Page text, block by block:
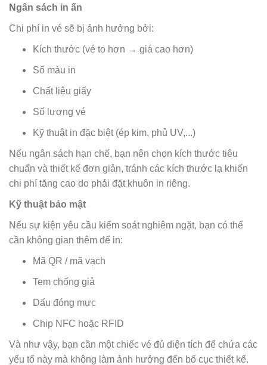
Ngân sách in ấn
Chi phí in vé sẽ bị ảnh hưởng bởi:
Kích thước (vé to hơn → giá cao hơn)
Số màu in
Chất liệu giấy
Số lượng vé
Kỹ thuật in đặc biệt (ép kim, phủ UV,...)
Nếu ngân sách hạn chế, bạn nên chọn kích thước tiêu
chuẩn và thiết kế đơn giản, tránh các kích thước lạ khiến
chi phí tăng cao do phải đặt khuôn in riêng.
Kỹ thuật bảo mật
Nếu sự kiện yêu cầu kiểm soát nghiêm ngặt, bạn có thể
cần không gian thêm để in:
Mã QR / mã vạch
Tem chống giả
Dấu đóng mực
Chip NFC hoặc RFID
Và như vậy, bạn cần một chiếc vé đủ diện tích để chứa các
yếu tố này mà không làm ảnh hưởng đến bố cục thiết kế.